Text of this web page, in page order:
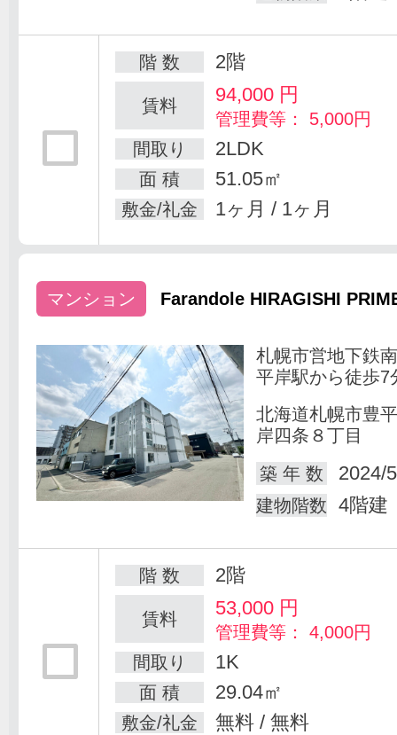
階 数 2階
賃料 94,000円
管理費等： 5,000円
間取り
2LDK
面 積 51.05㎡
敷金/礼金 1ヶ月 / 1ヶ月
マンション Farandole HIRAGISHI
札幌市営地下鉄
平岸駅から徒歩7
北海道札幌市豊
岸四条８丁目
築 年 数
2024/
建物階数 4階建
階 数 2階
賃料 53,000円
管理費等： 4,000円
間取り
1K
面 積 29.04㎡
敷金/礼金 無料 / 無料